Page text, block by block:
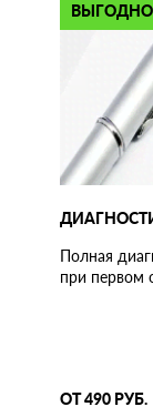
ВЫГОДНО
Полная
при первом
ОТ 490 РУБ.